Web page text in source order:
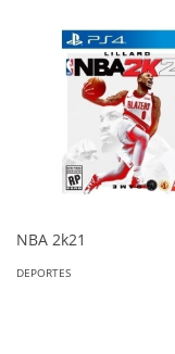
NBA 2k21
DEPORTES